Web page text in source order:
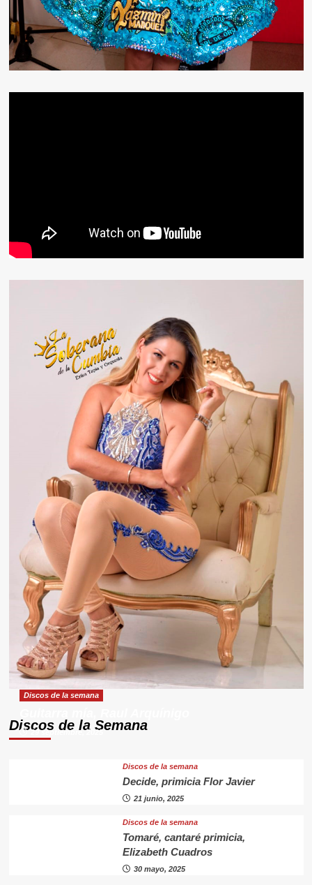
Discos de la Semana
Discos de la semana
29 septiembre, 2025
Discos de la semana
Decide, primicia Flor Javier
21 junio, 2025
Discos de la semana
Tomaré, cantaré primicia,
Elizabeth Cuadros
30 mayo, 2025